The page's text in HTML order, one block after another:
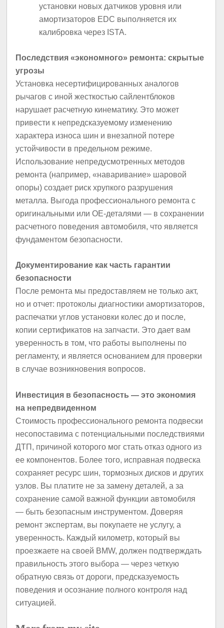
установки новых датчиков уровня или
амортизаторов EDC выполняется их
калибровка через ISTA.
Последствия «экономного» ремонта: скрытые
угрозы
Установка несертифицированных аналогов
рычагов с иной жесткостью сайлентблоков
нарушает расчетную кинематику. Это может
привести к непредсказуемому изменению
характера износа шин и внезапной потере
устойчивости в предельном режиме.
Использование непредусмотренных методов
ремонта (например, «наваривание» шаровой
опоры) создает риск хрупкого разрушения
металла. Выгода профессионального ремонта с
оригинальными или OE-деталями — в сохранении
расчетного поведения автомобиля, что является
фундаментом безопасности.
Документирование как часть гарантии
безопасности
После ремонта мы предоставляем не только акт,
но и отчет: протоколы диагностики амортизаторов,
распечатки углов установки колес до и после,
копии сертификатов на запчасти. Это дает вам
уверенность в том, что работы выполнены по
регламенту, и является основанием для проверки
в случае возникновения вопросов.
Инвестиция в безопасность — это экономия
на непредвиденном
Стоимость профессионального ремонта подвески
несопоставима с потенциальными последствиями
ДТП, причиной которого мог стать отказ одного из
ее компонентов. Более того, исправная подвеска
сохраняет ресурс шин, тормозных дисков и других
узлов. Вы платите не за замену деталей, а за
сохранение самой важной функции автомобиля
— быть безопасным инструментом. Доверяя
ремонт экспертам, вы покупаете не услугу, а
уверенность. Каждый километр, который вы
проезжаете на своей BMW, должен подтверждать
правильность этого выбора — через четкую
обратную связь от дороги, предсказуемость
поведения и осознание полного контроля над
ситуацией.